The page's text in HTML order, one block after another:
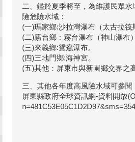
二、鑑於夏季將至，為維護民眾
險危險水域：
(一)瑪家鄉:沙拉灣瀑布（太古拉
(二)霧台鄉：霧台瀑布（神山瀑布
(三)來義鄉:鴛鴦瀑布。
(四)三地門鄉:海神宮。
(五)其他：屏東市與新園鄉交界之
三、其他各年度高風險水域可參閱
屏東縣政府全球資訊網-資料開放